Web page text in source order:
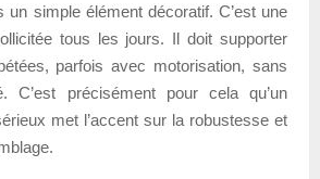
un simple élément décoratif. C’est une
tous les jours. Il doit supporter
parfois avec motorisation, sans
C’est précisément pour cela qu’un
met l’accent sur la robustesse et